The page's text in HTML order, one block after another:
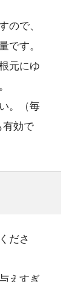
ので、
です。
元にゆ
。（毎
有効で
ださ
えすぎ